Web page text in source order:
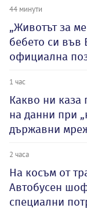
44 минути
„Животът за
бебето си във
официална
1 час
Какво ни каза
на данни при
държавни
2 часа
На косъм от
Автобусен
специални